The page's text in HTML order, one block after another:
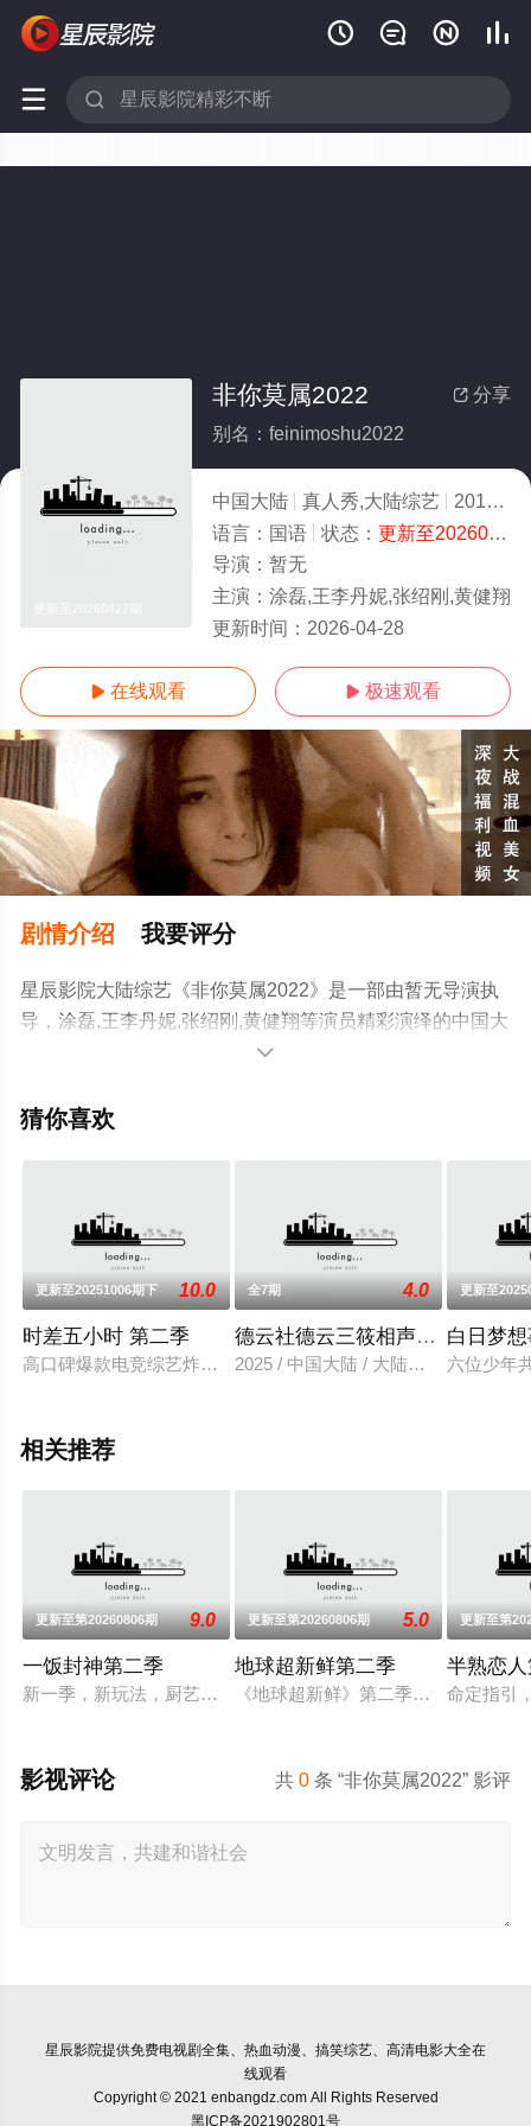
   
 
 分享
非你莫属2022
别名：feinimoshu2022
中国大陆 真人秀,大陆综艺 2010
语言： 国语 状态： 更新至20260427期
导演： 暂无
主演： 涂磊,王李丹妮,张绍刚,黄健翔
更新时间： 2026-04-28
 在线观看  极速观看
剧情介绍 我要评分
星辰影院大陆综艺《非你莫属2022》是一部由暂无导演执
导，涂磊,王李丹妮,张绍刚,黄健翔等演员精彩演绎的中国大
陆综艺，手机免费观看高清未删减完整版综艺节目就上星
情网等平台了解。

猜你喜欢
更新至20251006期下 10.0
时差五小时 第二季
高口碑爆款电竞综艺炸裂回归！KPL系列团综第一季全平台开
全7期 4.0
德云社德云三筱相声专场天津站
2025 / 中国大陆 / 大陆综艺
更新至
白日梦
六位少年
相关推荐
更新至第20260806期 9.0
一饭封神第二季
新一季，新玩法，厨艺展示全新升级！厨神级的美味将持续上
更新至第20260806期 5.0
地球超新鲜第二季
《地球超新鲜》第二季继续以快乐
更新至第
半熟恋
命定指引
共0 条 “非你莫属2022” 影评
影视评论
星辰影院提供免费电视剧全集、热血动漫、搞笑综艺、高清电影大全在
线观看
Copyright © 2021 enbangdz.com All Rights Reserved
黑ICP备2021902801号